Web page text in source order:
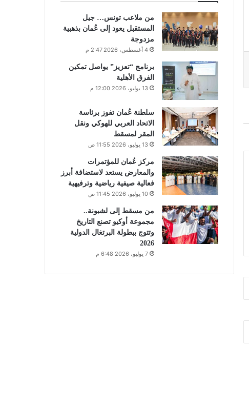
من ملاعب تونس… جيل
المستقبل يعود إلى عُمان بذهبية
مزدوجة
4 أغسطس، 2026 2:47 م
برنامج “تعزيز” يواصل تمكين
الفرق الأهلية
13 يوليو، 2026 12:00 م
سلطنة عُمان تفوز برئاسة
الاتحاد العربي للهوكي ونقل
المقر لمسقط
13 يوليو، 2026 11:55 ص
مركز عُمان للمؤتمرات
والمعارض يستعد لاستضافة أبرز
فعالية صيفية رياضية وترفيهية
10 يوليو، 2026 11:45 ص
من مسقط إلى لشبونة..
مجموعة أوكيو تصنع التاريخ
وتتوج ببطولة البرتغال الدولية
2026
7 يوليو، 2026 6:48 م